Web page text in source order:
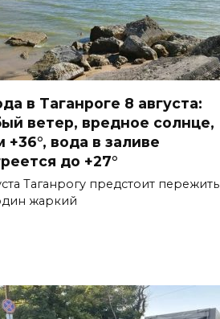
в Таганроге 8 августа:
ветер, вредное солнце,
+36°, вода в заливе
до +27°
Таганрогу предстоит пережить
жаркий